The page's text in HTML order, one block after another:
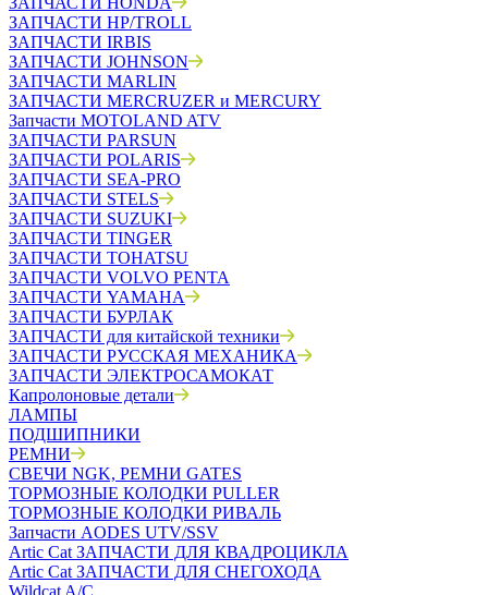
ЗАПЧАСТИ HP/TROLL
ЗАПЧАСТИ IRBIS
ЗАПЧАСТИ JOHNSON
ЗАПЧАСТИ MARLIN
ЗАПЧАСТИ MERCRUZER и MERCURY
Запчасти MOTOLAND ATV
ЗАПЧАСТИ PARSUN
ЗАПЧАСТИ POLARIS
ЗАПЧАСТИ SEA-PRO
ЗАПЧАСТИ STELS
ЗАПЧАСТИ SUZUKI
ЗАПЧАСТИ TINGER
ЗАПЧАСТИ TOHATSU
ЗАПЧАСТИ VOLVO PENTA
ЗАПЧАСТИ YAMAHA
ЗАПЧАСТИ БУРЛАК
ЗАПЧАСТИ для китайской техники
ЗАПЧАСТИ РУССКАЯ МЕХАНИКА
ЗАПЧАСТИ ЭЛЕКТРОСАМОКАТ
Капролоновые детали
ЛАМПЫ
ПОДШИПНИКИ
РЕМНИ
СВЕЧИ NGK, РЕМНИ GATES
ТОРМОЗНЫЕ КОЛОДКИ PULLER
ТОРМОЗНЫЕ КОЛОДКИ РИВАЛЬ
Запчасти AODES UTV/SSV
Artic Cat ЗАПЧАСТИ ДЛЯ КВАДРОЦИКЛА
Artic Cat ЗАПЧАСТИ ДЛЯ СНЕГОХОДА
Wildcat A/C